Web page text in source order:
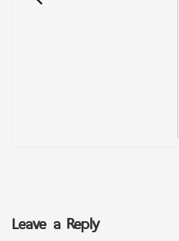
Leave a Reply